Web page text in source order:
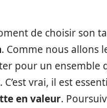
de choisir son
. Comme nous allons
pour un ensemble
vrai, il est
en valeur.